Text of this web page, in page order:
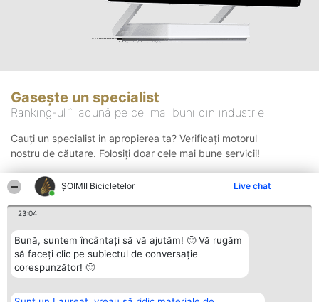
ȘOIMII Bicicletelor Live chat
23:04
Bună, suntem încântați să vă ajutăm! 🙂 Vă rugăm
să faceți clic pe subiectul de conversație
corespunzător! 🙂
Gasește un specialist
Ranking-ul îi adună pe cei mai buni din industrie
Cauți un specialist in apropierea ta? Verificați motorul
nostru de căutare. Folosiți doar cele mai bune servicii!